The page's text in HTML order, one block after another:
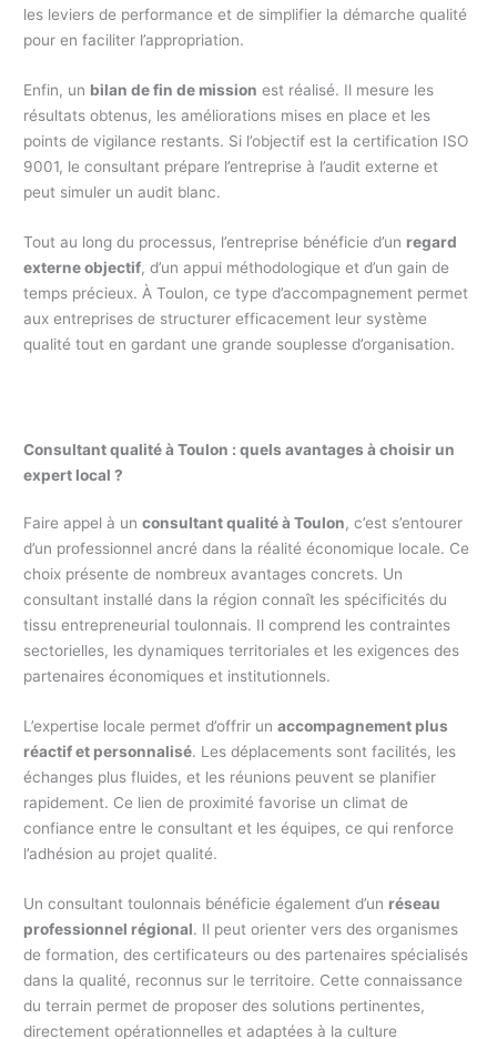
les leviers de performance et de simplifier la démarche qualité
pour en faciliter l’appropriation.
Enfin, un bilan de fin de mission est réalisé. Il mesure les
résultats obtenus, les améliorations mises en place et les
points de vigilance restants. Si l’objectif est la certification ISO
9001, le consultant prépare l’entreprise à l’audit externe et
peut simuler un audit blanc.
Tout au long du processus, l’entreprise bénéficie d’un regard
externe objectif, d’un appui méthodologique et d’un gain de
temps précieux. À Toulon, ce type d’accompagnement permet
aux entreprises de structurer efficacement leur système
qualité tout en gardant une grande souplesse d’organisation.
Consultant qualité à Toulon : quels avantages à choisir un
expert local ?
Faire appel à unconsultant qualité à Toulon, c’est s’entourer
d’un professionnel ancré dans la réalité économique locale. Ce
choix présente de nombreux avantages concrets. Un
consultant installé dans la région connaît les spécificités du
tissu entrepreneurial toulonnais. Il comprend les contraintes
sectorielles, les dynamiques territoriales et les exigences des
partenaires économiques et institutionnels.
L’expertise locale permet d’offrir unaccompagnement plus
réactif et personnalisé. Les déplacements sont facilités, les
échanges plus fluides, et les réunions peuvent se planifier
rapidement. Ce lien de proximité favorise un climat de
confiance entre le consultant et les équipes, ce qui renforce
l’adhésion au projet qualité.
Un consultant toulonnais bénéficie également d’un réseau
professionnel régional. Il peut orienter vers des organismes
de formation, des certificateurs ou des partenaires spécialisés
dans la qualité, reconnus sur le territoire. Cette connaissance
du terrain permet de proposer des solutions pertinentes,
directement opérationnelles et adaptées à la culture